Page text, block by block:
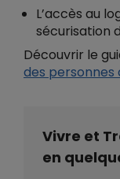
L’accès au
sécurisation
Découvrir le
des personnes
Vivre et
en